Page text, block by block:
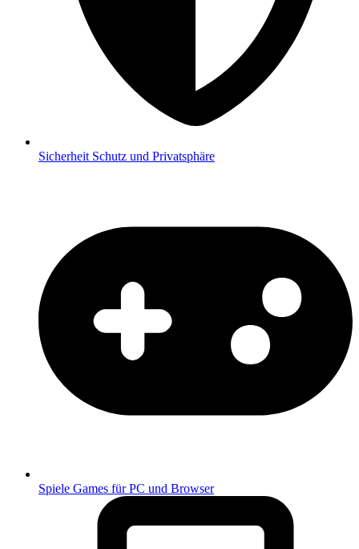
Sicherheit Schutz und Privatsphäre
Spiele Games für PC und Browser